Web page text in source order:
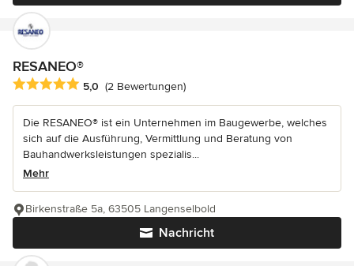
RESANEO®
Durchschnittliche Bewertung: 5 von 5 Sternen
5,0 (2 Bewertungen)
Die RESANEO® ist ein Unternehmen im Baugewerbe, welches
sich auf die Ausführung, Vermittlung und Beratung von
Bauhandwerksleistungen spezialis...
Mehr
Nachricht
Birkenstraße 5a, 63505 Langenselbold